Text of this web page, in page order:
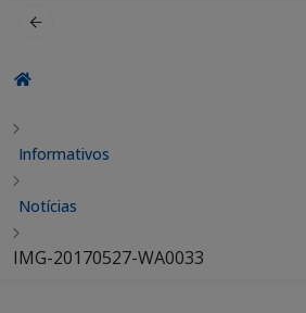
Informativos
Notícias
IMG-20170527-WA0033